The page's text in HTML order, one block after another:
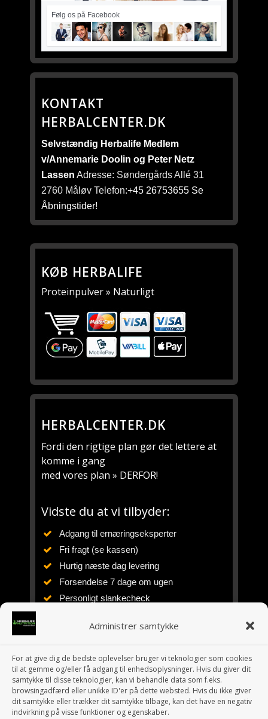
Administrer samtykke
For at give dig de bedste oplevelser bruger vi teknologier som cookies
til at gemme og/eller få adgang til enhedsoplysninger. Hvis du giver dit
samtykke til disse teknologier, kan vi behandle data som f.eks.
browsingadfærd eller unikke ID'er på dette websted. Hvis du ikke giver
dit samtykke eller trækker dit samtykke tilbage, kan det have en negativ
indvirkning på visse funktioner og egenskaber.
Følg os på Facebook
KONTAKT
HERBALCENTER.DK
Selvstændig Herbalife Medlem
v/Annemarie Doolin og Peter Netz
Lassen Adresse: Søndergårds Allé 31
2760 Måløv Telefon:+45 26753655 Se
Åbningstider!
KØB HERBALIFE
Proteinpulver » Naturligt
HERBALCENTER.DK
Fordi den rigtige plan gør det lettere at
komme i gang
med vores plan » DERFOR!
Vidste du at vi tilbyder:
Adgang til ernæringseksperter
Fri fragt (se kassen)
Hurtig næste dag levering
Forsendelse 7 dage om ugen
Personligtslankecheck
Vejledning, rådgivning og støtte
Erfaring med Herbalife siden 1994
10 år i eget fitnesscenter